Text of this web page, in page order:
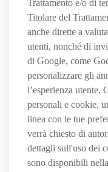
Trattamento e/o di
Titolare del
anche dirette a
utenti, nonché di
di Google, come
personalizzare gli
l’esperienza utente.
personali e cookie,
linea con le tue
verrà chiesto di
dettagli sull'uso dei
sono disponibili